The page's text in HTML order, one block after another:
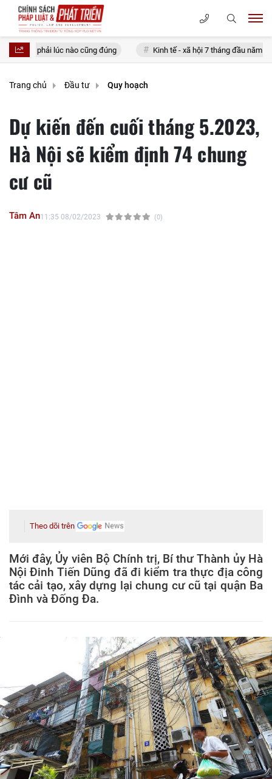
cũng đúng Kinh tế - xã hội 7 tháng đầu năm 2026: Thu ngân sách
Trang chủ Đầu tư Quy hoạch
Dự kiến đến cuối tháng 5.2023,
Hà Nội sẽ kiểm định 74 chung
cư cũ
Tâm An11:35 08/02/2023 (0)
Theo dõi trên
Mới đây, Ủy viên Bộ Chính trị, Bí thư Thành ủy Hà
Nội Đinh Tiến Dũng đã đi kiểm tra thực địa công
tác cải tạo, xây dựng lại chung cư cũ tại quận Ba
Đình và Đống Đa.